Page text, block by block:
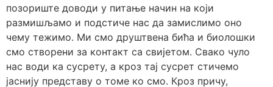
позориште доводи у питање начин на који
размишљамо и подстиче нас да замислимо оно
чему тежимо. Ми смо друштвена бића и биолошки
смо створени за контакт са свијетом. Свако чуло
нас води ка сусрету, а кроз тај сусрет стичемо
јаснију представу о томе ко смо. Кроз причу,